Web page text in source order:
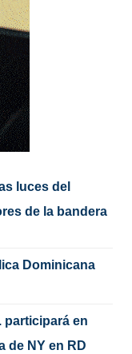
luces del
de la bandera
Dominicana
participará en
de NY en RD